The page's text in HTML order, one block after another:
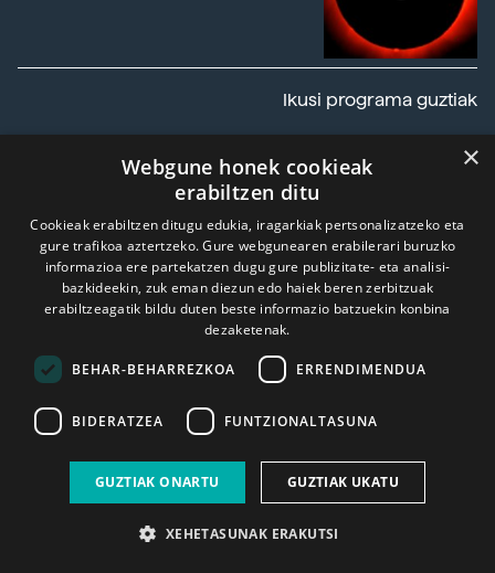
Ikusi programa guztiak
ALDIZKARIA
×
Webgune honek cookieak
erabiltzen ditu
Cookieak erabiltzen ditugu edukia, iragarkiak pertsonalizatzeko eta
gure trafikoa aztertzeko. Gure webgunearen erabilerari buruzko
informazioa ere partekatzen dugu gure publizitate- eta analisi-
bazkideekin, zuk eman diezun edo haiek beren zerbitzuak
erabiltzeagatik bildu duten beste informazio batzuekin konbina
dezaketenak.
BEHAR-BEHARREZKOA ERRENDIMENDUA
BIDERATZEA FUNTZIONALTASUNA
GUZTIAK ONARTU GUZTIAK UKATU
XEHETASUNAK ERAKUTSI